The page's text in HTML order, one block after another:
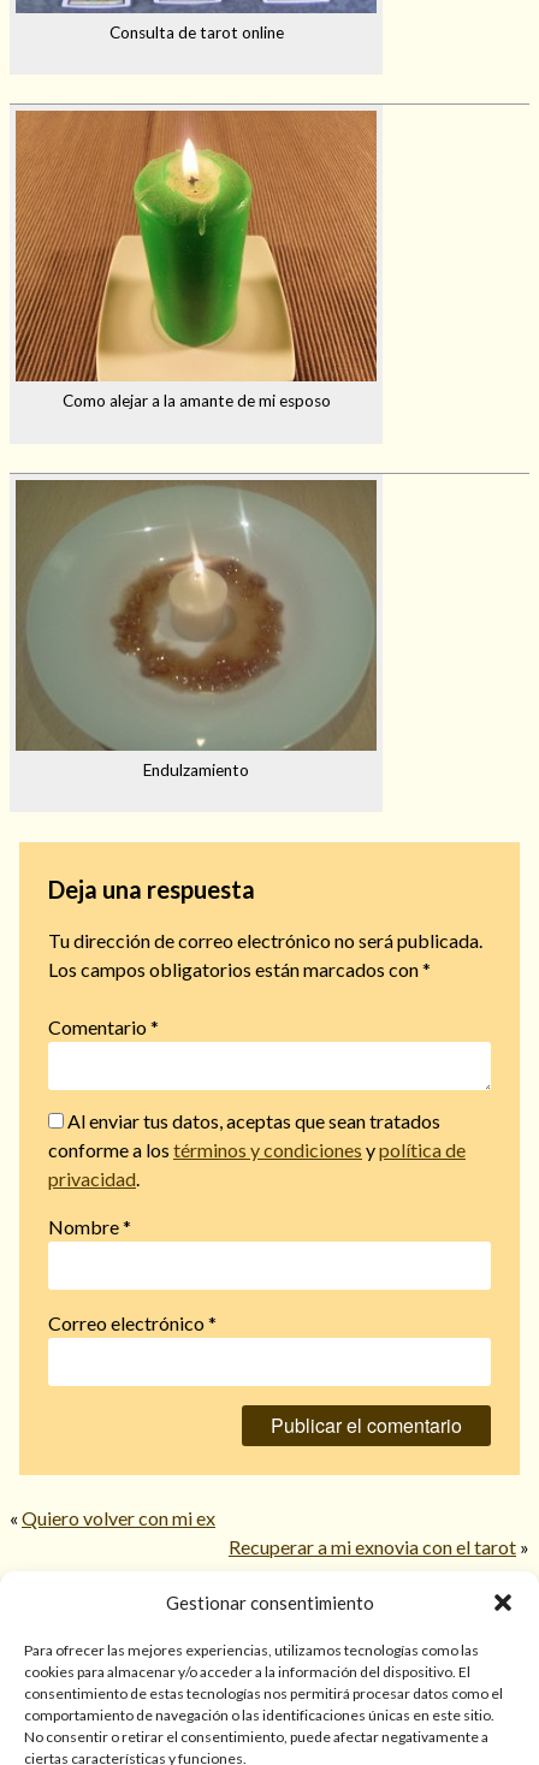
Gestionar consentimiento
Para ofrecer las mejores experiencias, utilizamos tecnologías como las
cookies para almacenar y/o acceder a la información del dispositivo. El
consentimiento de estas tecnologías nos permitirá procesar datos como el
comportamiento de navegación o las identificaciones únicas en este sitio.
No consentir o retirar el consentimiento, puede afectar negativamente a
ciertas características y funciones.
Consulta de tarot online
Como alejar a la amante de mi esposo
Endulzamiento
Deja una respuesta
Tu dirección de correo electrónico no será publicada.
Los campos obligatorios están marcados con*
Comentario*
Al enviar tus datos, aceptas que sean tratados
conforme a los términos y condiciones ypolítica de
privacidad.
Nombre*
Correo electrónico*
« Quiero volver con mi ex
Recuperar a mi exnovia con el tarot »
Sólo para mayores de 18 años. Las lecturas de cartas, hechizos,
amarres, endulzamientos, videncias y predicciones tienen
finalidad de entretenimiento y/o ayuda personal. Estos